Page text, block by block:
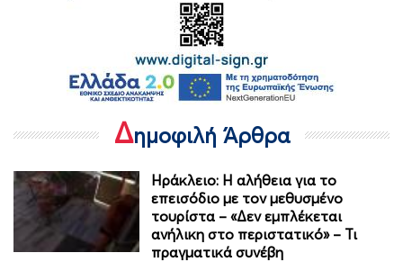
Δημοφιλή Άρθρα
Ηράκλειο: Η αλήθεια για το
επεισόδιο με τον μεθυσμένο
τουρίστα – «Δεν εμπλέκεται
ανήλικη στο περιστατικό» – Τι
πραγματικά συνέβη